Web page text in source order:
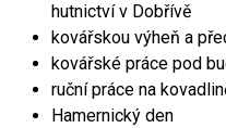
hutnictví v Dobřívě
kovářskou výheň a
kovářské práce pod
ruční práce na
Hamernický den